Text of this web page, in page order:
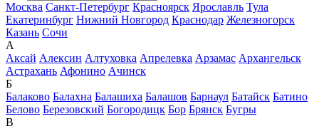
Москва Санкт-Петербург Красноярск Ярославль Тула
Екатеринбург Нижний Новгород Краснодар Железногорск
Казань Сочи
А
Аксай Алексин Алтуховка Апрелевка Арзамас Архангельск
Астрахань Афонино Ачинск
Б
Балаково Балахна Балашиха Балашов Барнаул Батайск Батино
Белово Березовский Богородицк Бор Брянск Бугры
В